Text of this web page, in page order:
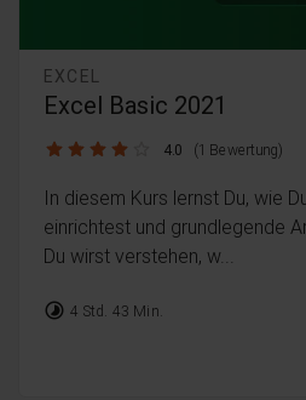
EXCEL
Excel Basic 2021
4.0 / 5 4.0 (1 Bewertung)
In diesem Kurs lernst Du, wie
einrichtest und grundlegende
Du wirst verstehen, w...
timelapse 4 Std. 43 Min.